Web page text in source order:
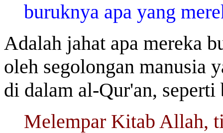
buruknya apa yang
Adalah jahat apa mereka
oleh segolongan manusia
di dalam al-Qur'an,
Melempar Kitab Allah,